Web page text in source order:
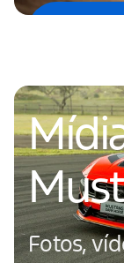
Fotos,